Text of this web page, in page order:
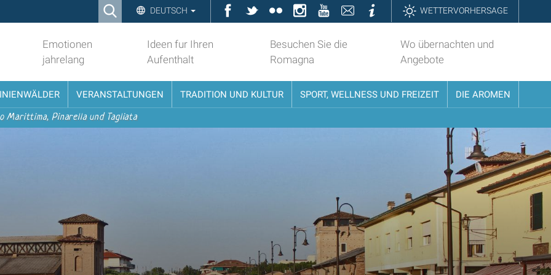
Ricerca DEUTSCH Facebook
TwitterFlickrInstagramYouTubeContattiInformazioniWETTERVORHERSAGE
Emotionen
jahrelang
Ideen fur Ihren
Aufenthalt
Besuchen Sie die
Romagna
Wo übernachten und
Angebote
VERANSTALTUNGEN TRADITION UND KULTUR SPORT, WELLNESS UND FREIZEIT DIE AROMEN
Marittima, Pinarella und Tagliata